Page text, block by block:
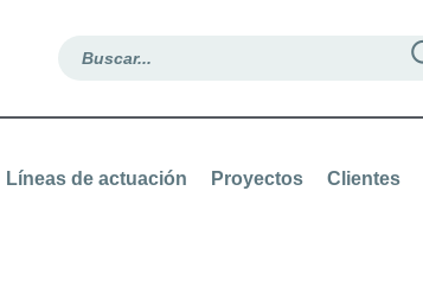
Líneas de actuación Proyectos Clientes